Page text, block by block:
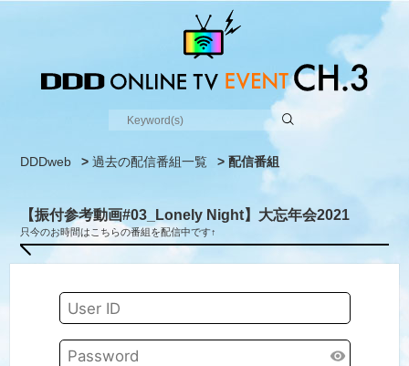
DDDweb >過去の配信番組一覧 > 配信番組
【振付参考動画#03_Lonely Night】大忘年会2021
只今のお時間はこちらの番組を配信中です↑